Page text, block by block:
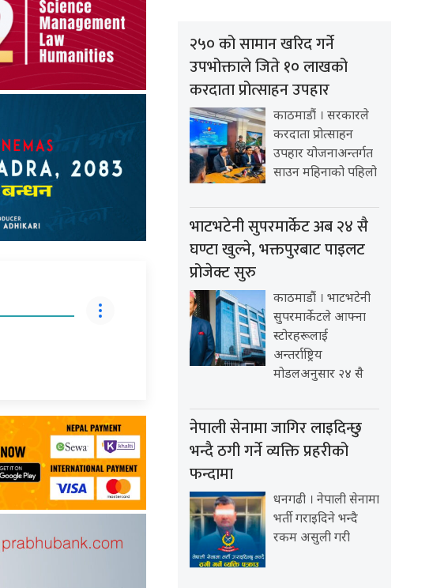
२५० को सामान खरिद गर्ने
उपभोक्ताले जिते १० लाखको
करदाता प्रोत्साहन उपहार
काठमाडौं । सरकारले
करदाता प्रोत्साहन
उपहार योजनाअन्तर्गत
साउन महिनाको पहिलो
भाटभटेनी सुपरमार्केट अब २४ सै
घण्टा खुल्ने, भक्तपुरबाट पाइलट
प्रोजेक्ट सुरु
काठमाडौं । भाटभटेनी
सुपरमार्केटले आफ्ना
स्टोरहरूलाई
अन्तर्राष्ट्रिय
मोडलअनुसार २४ सै
नेपाली सेनामा जागिर लाइदिन्छु
भन्दै ठगी गर्ने व्यक्ति प्रहरीको
फन्दामा
धनगढी । नेपाली सेनामा
भर्ती गराइदिने भन्दै
रकम असुली गरी